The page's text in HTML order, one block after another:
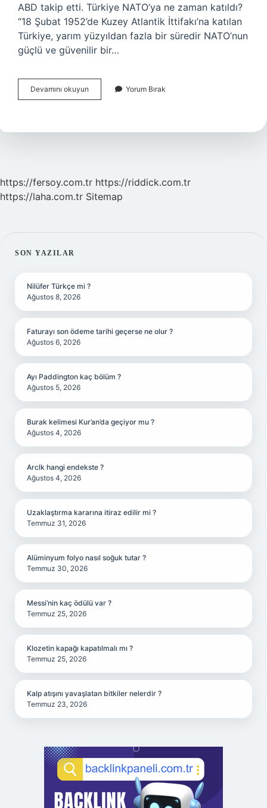
ABD takip etti. Türkiye NATO’ya ne zaman katıldı?
“18 Şubat 1952’de Kuzey Atlantik İttifakı’na katılan
Türkiye, yarım yüzyıldan fazla bir süredir NATO’nun
güçlü ve güvenilir bir…
Devamını okuyun
Nato
Mı
Yorum Bırak
https://fersoy.com.tr https://riddick.com.tr
https://laha.com.tr Sitemap
SIDEBAR
SON YAZILAR
Nilüfer Türkçe mi ?
Ağustos 8, 2026
Faturayı son ödeme tarihi geçerse ne olur ?
Ağustos 6, 2026
Ayı Paddington kaç bölüm ?
Ağustos 5, 2026
Burak kelimesi Kur’an’da geçiyor mu ?
Ağustos 4, 2026
Arclk hangi endekste ?
Ağustos 4, 2026
Uzaklaştırma kararına itiraz edilir mi ?
Temmuz 31, 2026
Alüminyum folyo nasıl soğuk tutar ?
Temmuz 30, 2026
Messi’nin kaç ödülü var ?
Temmuz 25, 2026
Klozetin kapağı kapatılmalı mı ?
Temmuz 25, 2026
Kalp atışını yavaşlatan bitkiler nelerdir ?
Temmuz 23, 2026